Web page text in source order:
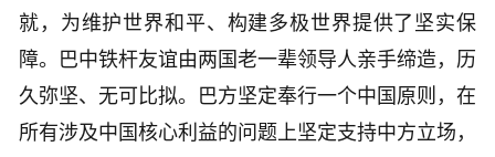
就，为维护世界和平、构建多极世界提供了坚实保
障。巴中铁杆友谊由两国老一辈领导人亲手缔造，历
久弥坚、无可比拟。巴方坚定奉行一个中国原则，在
所有涉及中国核心利益的问题上坚定支持中方立场，